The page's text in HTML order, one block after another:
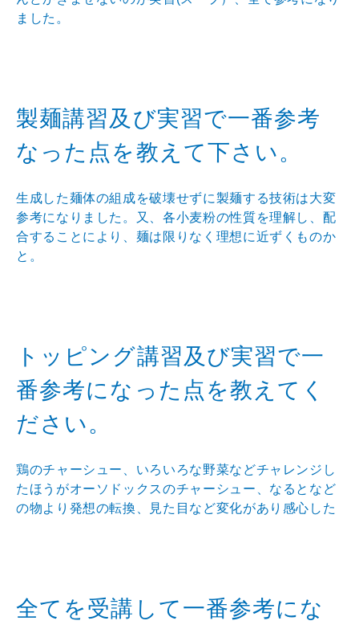
ました。
製麺講習及び実習で一番参考
なった点を教えて下さい。
生成した麺体の組成を破壊せずに製麺する技術は大変
参考になりました。又、各小麦粉の性質を理解し、配
合することにより、麺は限りなく理想に近ずくものか
と。
トッピング講習及び実習で一
番参考になった点を教えてく
ださい。
鶏のチャーシュー、いろいろな野菜などチャレンジし
たほうがオーソドックスのチャーシュー、なるとなど
の物より発想の転換、見た目など変化があり感心した
全てを受講して一番参考にな